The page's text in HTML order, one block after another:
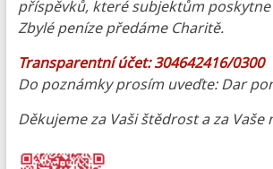
příspěvků, které subjektům
Zbylé peníze předáme Charitě.
Transparentní účet: 304642416/0300
Do poznámky prosím uveďte: Dar
Děkujeme za Vaši štědrost a za Vaše